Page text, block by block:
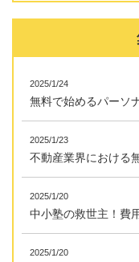
2025/1/24
無料で始めるパーソ
2025/1/23
不動産業界における
2025/1/20
中小塾の救世主！費
2025/1/20